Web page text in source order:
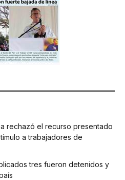
rechazó el recurso presentado
a trabajadores de
tres fueron detenidos y